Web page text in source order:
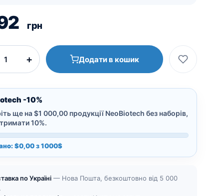
грн
+ Додати в кошик
-10%
ще на $1 000,00 продукції NeoBiotech без наборів,
10%.
$0,00 з 1000$
по Україні — Нова Пошта, безкоштовно від 5 000